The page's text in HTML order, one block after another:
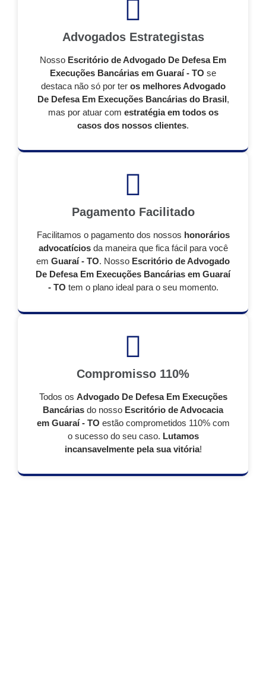
Advogados Estrategistas
Nosso Escritório de Advogado De Defesa Em
Execuções Bancárias em Guaraí - TO se
destaca não só por ter os melhores Advogado
De Defesa Em Execuções Bancárias do Brasil,
mas por atuar com estratégia em todos os
casos dos nossos clientes.
Pagamento Facilitado
Facilitamos o pagamento dos nossos honorários
advocatíciosda maneira que fica fácil para você
em Guaraí - TO. Nosso Escritório de Advogado
De Defesa Em Execuções Bancárias em Guaraí
- TO tem o plano ideal para o seu momento.
Compromisso 110%
Todos os Advogado De Defesa Em Execuções
Bancárias do nosso Escritório de Advocacia
em Guaraí - TO estão comprometidos 110% com
o sucesso do seu caso. Lutamos
incansavelmente pela sua vitória!